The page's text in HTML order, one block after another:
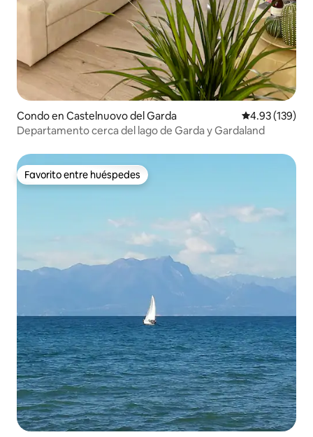
Condo en Castelnuovo del Garda Calificación
4.93 (139)
Departamento cerca del lago de Garda y Gardaland
Favorito entre huéspedes
Favorito entre huéspedes